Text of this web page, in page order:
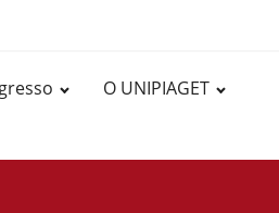
O UNIPIAGET